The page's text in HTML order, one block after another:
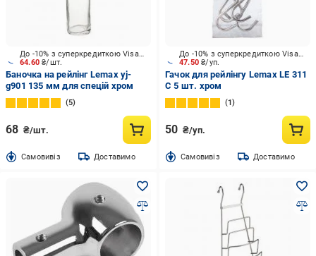
64.60₴/шт.
До -10% з суперкредиткою Visa Вигода
Баночка на рейлінг Lemax yj-
g901 135 мм для спецій хром
5
68 ₴/шт.
Cамовивіз Доставимо
47.50₴/уп.
До -10% з суперкредиткою Visa Вигода
Гачок для рейлінгу Lemax LE 311
C 5 шт. хром
1
50 ₴/уп.
Cамовивіз Доставимо